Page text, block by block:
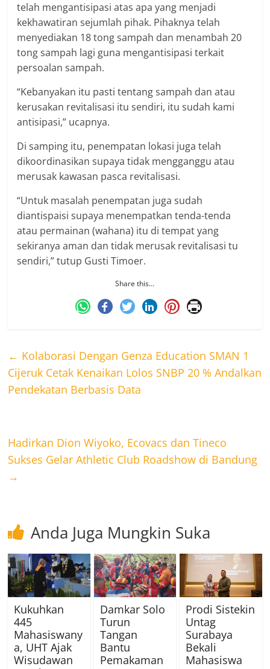
telah mengantisipasi atas apa yang menjadi
kekhawatiran sejumlah pihak. Pihaknya telah
menyediakan 18 tong sampah dan menambah 20
tong sampah lagi guna mengantisipasi terkait
persoalan sampah.
“Kebanyakan itu pasti tentang sampah dan atau
kerusakan revitalisasi itu sendiri, itu sudah kami
antisipasi,” ucapnya.
Di samping itu, penempatan lokasi juga telah
dikoordinasikan supaya tidak mengganggu atau
merusak kawasan pasca revitalisasi.
“Untuk masalah penempatan juga sudah
diantispaisi supaya menempatkan tenda-tenda
atau permainan (wahana) itu di tempat yang
sekiranya aman dan tidak merusak revitalisasi tu
sendiri,” tutup Gusti Timoer.
Share this…
← Kolaborasi Dengan Genza Education SMAN 1
Cijeruk Cetak Kenaikan Lolos SNBP 20 % Andalkan
Pendekatan Berbasis Data
Hadirkan Dion Wiyoko, Ecovacs dan Tineco
Sukses Gelar Athletic Club Roadshow di Bandung
→
Anda Juga Mungkin Suka
Kukuhkan
445
Mahasiswany
a, UHT Ajak
Wisudawan
Damkar Solo
Turun
Tangan
Bantu
Pemakaman
Prodi Sistekin
Untag
Surabaya
Bekali
Mahasiswa